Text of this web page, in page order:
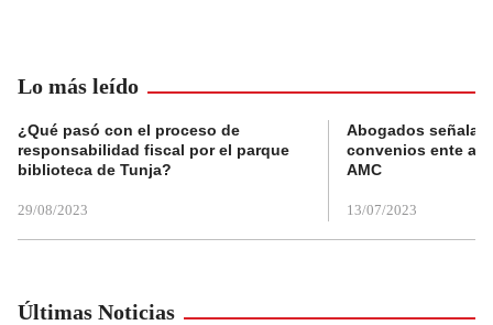
Lo más leído
¿Qué pasó con el proceso de
responsabilidad fiscal por el parque
biblioteca de Tunja?
29/08/2023
Abogados
convenios ente
AMC
13/07/2023
Últimas Noticias